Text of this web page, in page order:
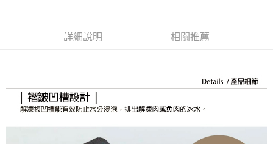
流程，驗證手機門號後，選擇欲分期的期數、繳款截止日，確認付款後即完
成交易。
3.實際核准額度、可分期數及費用金額請依後續交易確認頁面所載為準。
4.訂單成立30分鐘內，如未前往確認交易或遇審核未通過，訂單將自動取
AFTEE先享後付是「在收到商品之後才付款」的支付方式。 讓您購物簡單
便利好安心！
２．便利：只要手機號碼，簡訊認證，即可結帳。
３．安心：先確認商品／服務後，再付款。
ATM付款
詳細說明 相關推薦